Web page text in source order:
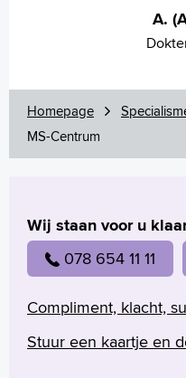
A.
Homepage
MS-Centrum
Wij staan voor u
078 654 11 11
Compliment, klacht,
Stuur een kaartje en